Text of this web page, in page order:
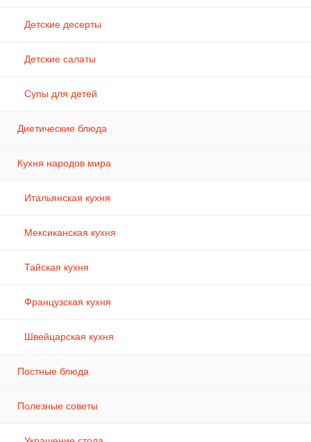
Детские десерты
Детские салаты
Супы для детей
Диетические блюда
Кухня народов мира
Итальянская кухня
Мексиканская кухня
Тайская кухня
Французская кухня
Швейцарская кухня
Постные блюда
Полезные советы